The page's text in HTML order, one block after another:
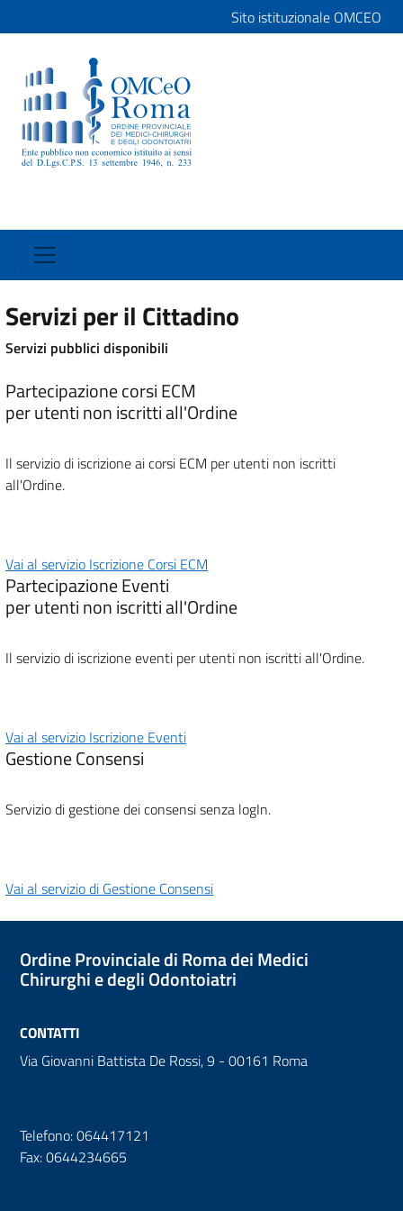
Sito istituzionale OMCEO
Servizi per il Cittadino
Servizi pubblici disponibili
Partecipazione corsi ECM
per utenti non iscritti all'Ordine
Il servizio di iscrizione ai corsi ECM per utenti non iscritti
all'Ordine.
Vai al servizio Iscrizione Corsi ECM
Partecipazione Eventi
per utenti non iscritti all'Ordine
Il servizio di iscrizione eventi per utenti non iscritti all'Ordine.
Vai al servizio Iscrizione Eventi
Gestione Consensi
Servizio di gestione dei consensi senza logIn.
Vai al servizio di Gestione Consensi
Ordine Provinciale di Roma dei Medici
Chirurghi e degli Odontoiatri
CONTATTI
Via Giovanni Battista De Rossi, 9 - 00161 Roma
Telefono: 064417121
Fax: 0644234665